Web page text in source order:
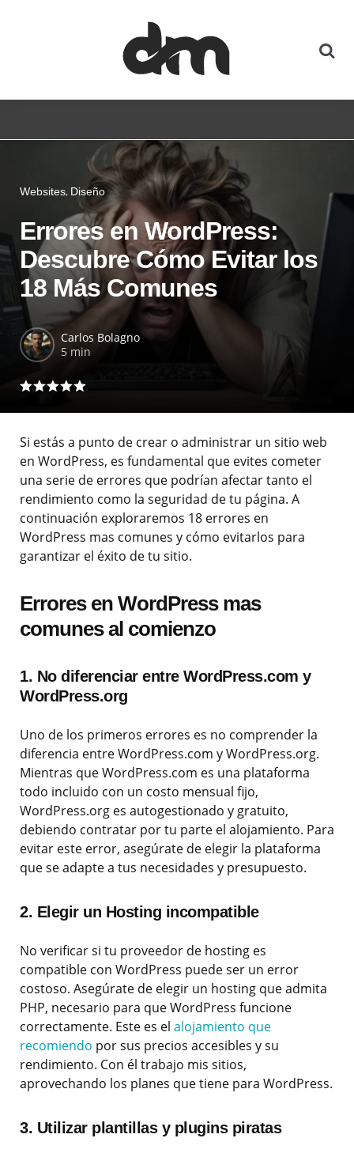
Websites Diseño
Errores en WordPress:
Descubre Cómo Evitar los
18 Más Comunes
Carlos Bolagno
5 min
Si estás a punto de crear o administrar un sitio web
en WordPress, es fundamental que evites cometer
una serie de errores que podrían afectar tanto el
rendimiento como la seguridad de tu página. A
continuación exploraremos 18 errores en
WordPress mas comunes y cómo evitarlos para
garantizar el éxito de tu sitio.
Errores en WordPress mas
comunes al comienzo
1. No diferenciar entre WordPress.com y
WordPress.org
Uno de los primeros errores es no comprender la
diferencia entre WordPress.com y WordPress.org.
Mientras que WordPress.com es una plataforma
todo incluido con un costo mensual fijo,
WordPress.org es autogestionado y gratuito,
debiendo contratar por tu parte el alojamiento. Para
evitar este error, asegúrate de elegir la plataforma
que se adapte a tus necesidades y presupuesto.
2. Elegir un Hosting incompatible
No verificar si tu proveedor de hosting es
compatible con WordPress puede ser un error
costoso. Asegúrate de elegir un hosting que admita
PHP, necesario para que WordPress funcione
correctamente. Este es el alojamiento que
recomiendo por sus precios accesibles y su
rendimiento. Con él trabajo mis sitios,
aprovechando los planes que tiene para WordPress.
3. Utilizar plantillas y plugins piratas